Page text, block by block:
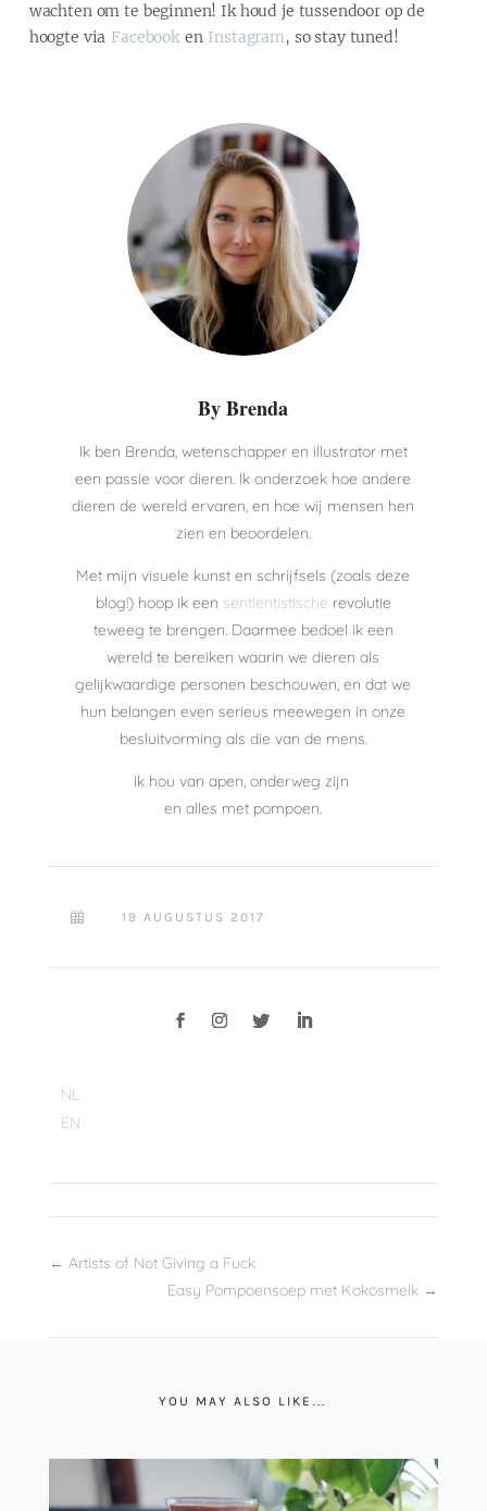
wachten om te beginnen! Ik houd je tussendoor op de
hoogte via Facebook en Instagram, so stay tuned!
By Brenda
Ik ben Brenda, wetenschapper en illustrator met
een passie voor dieren. Ik onderzoek hoe andere
dieren de wereld ervaren, en hoe wij mensen hen
zien en beoordelen.
Met mijn visuele kunst en schrijfsels (zoals deze
blog!) hoop ik een sentientistische revolutie
teweeg te brengen. Daarmee bedoel ik een
wereld te bereiken waarin we dieren als
gelijkwaardige personen beschouwen, en dat we
hun belangen even serieus meewegen in onze
besluitvorming als die van de mens.
Ik hou van apen, onderweg zijn
en alles met pompoen.
 19 AUGUSTUS 2017
NL
EN
← Artists of Not Giving a Fuck
Easy Pompoensoep met Kokosmelk →
YOU MAY ALSO LIKE…